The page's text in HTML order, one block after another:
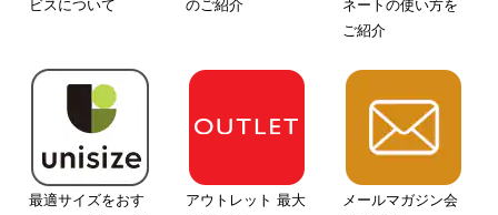
ビスについて
のご紹介
ネートの使い方を
ご紹介
最適サイズをおす
アウトレット 最大
メールマガジン会